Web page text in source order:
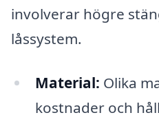
involverar högre
låssystem.
Material: Olika
kostnader och